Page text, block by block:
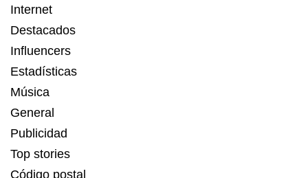
Internet
Destacados
Influencers
Estadísticas
Música
General
Publicidad
Top stories
Código postal